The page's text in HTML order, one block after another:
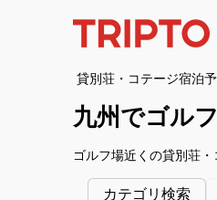
貸別荘・コテージ宿泊
九州でゴル
ゴルフ場近くの貸別荘
カテゴリ検索